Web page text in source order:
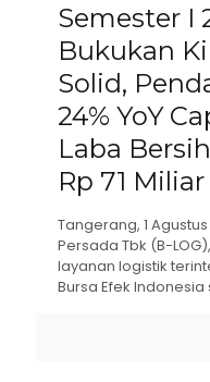
Semester I
Bukukan
Solid,
24% YoY
Laba
Rp 71 Miliar
Tangerang, 1
Persada Tbk (B-
layanan logistik
Bursa Efek Indonesia